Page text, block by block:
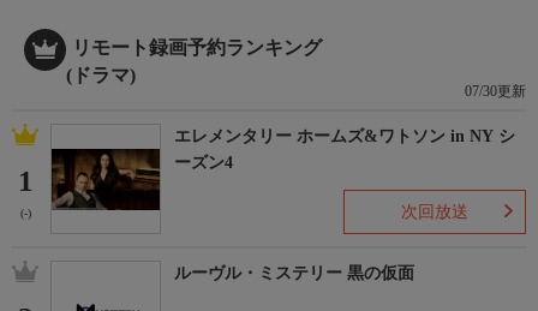
原作・脚本
【原作】内田康夫【脚本】林誠人
プロデューサー
矢口久雄、篠原茂
ディレクター
村上牧人
リモート録画予約ランキング
(ドラマ)
07/30更新
1
(-)
エレメンタリー ホームズ&ワトソン in NY シ
ーズン4
次回放送
ルーヴル・ミステリー 黒の仮面